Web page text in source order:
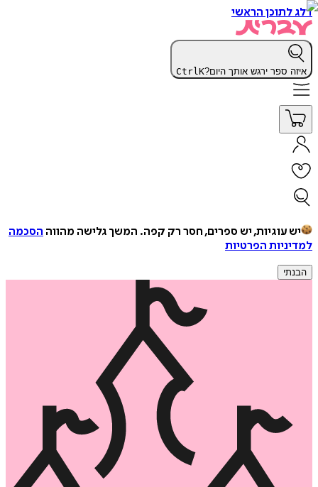
דלג לתוכן הראשי
איזה ספר ירגש אותך היום? CtrlK
יש עוגיות, יש ספרים, חסר רק קפה. המשך גלישה מהווה הסכמה
למדיניות הפרטיות
הבנתי